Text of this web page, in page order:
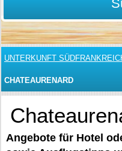
UNTERKUNFT
CHATEAURENARD
Angebote für Hotel